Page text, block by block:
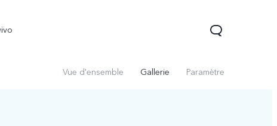
Vue d'ensemble Gallerie Paramètre